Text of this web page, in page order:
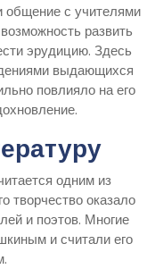
общение с учителями
развить
эрудицию. Здесь
выдающихся
повлияло на его
одним из
творчество оказало
и поэтов. Многие
и считали его